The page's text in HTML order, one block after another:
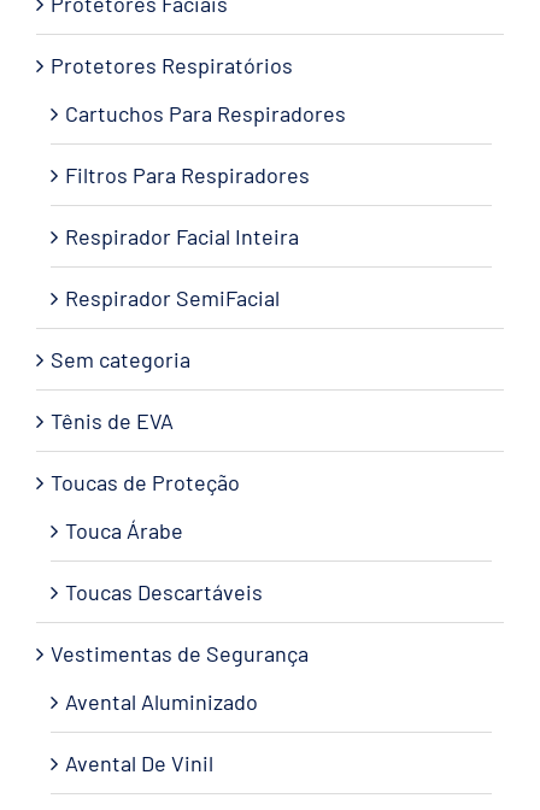
Protetores Respiratórios
Cartuchos Para Respiradores
Filtros Para Respiradores
Respirador Facial Inteira
Respirador SemiFacial
Sem categoria
Tênis de EVA
Toucas de Proteção
Touca Árabe
Toucas Descartáveis
Vestimentas de Segurança
Avental Aluminizado
Avental De Vinil